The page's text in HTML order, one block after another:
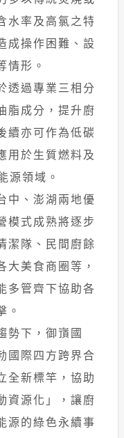
水率及高氯之特
成操作困難、設
情形。
透過專業三相分
脂成分，提升廚
續亦可作為低碳
用於生質燃料及
源領域。
中、澎湖兩地優
模式成熟將逐步
潔隊、民間廚餘
大美食商圈等，
多管齊下協助各
。
勢下，御嵿國
國際四方跨界合
全新標竿，協助
資源化」，讓廚
源的綠色永續事